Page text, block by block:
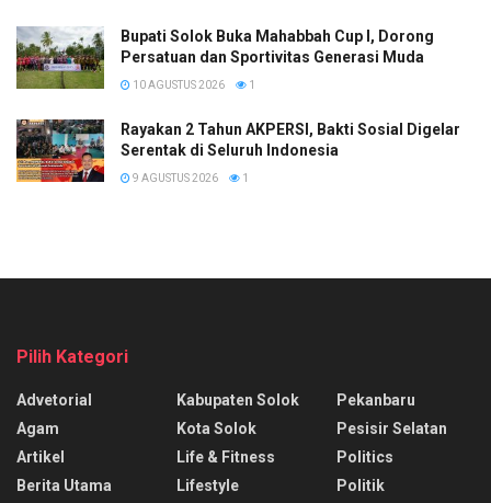
Bupati Solok Buka Mahabbah Cup I, Dorong
Persatuan dan Sportivitas Generasi Muda
10 AGUSTUS 2026 1
Rayakan 2 Tahun AKPERSI, Bakti Sosial Digelar
Serentak di Seluruh Indonesia
9 AGUSTUS 2026 1
Pilih Kategori
Advetorial
Agam
Artikel
Berita Utama
Kabupaten Solok
Kota Solok
Life & Fitness
Lifestyle
Pekanbaru
Pesisir Selatan
Politics
Politik